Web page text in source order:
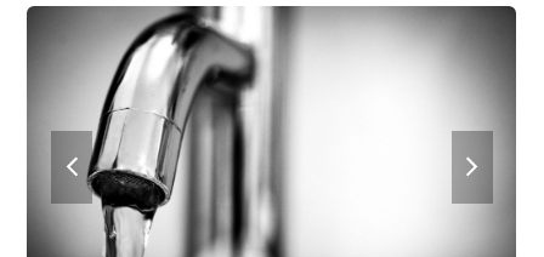
previous
slide
slide